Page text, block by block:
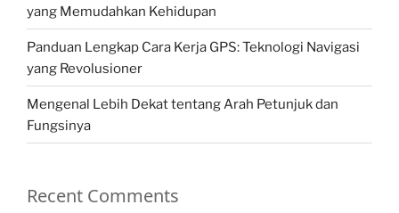
yang Memudahkan Kehidupan
Panduan Lengkap Cara Kerja GPS: Teknologi Navigasi
yang Revolusioner
Mengenal Lebih Dekat tentang Arah Petunjuk dan
Fungsinya
Recent Comments